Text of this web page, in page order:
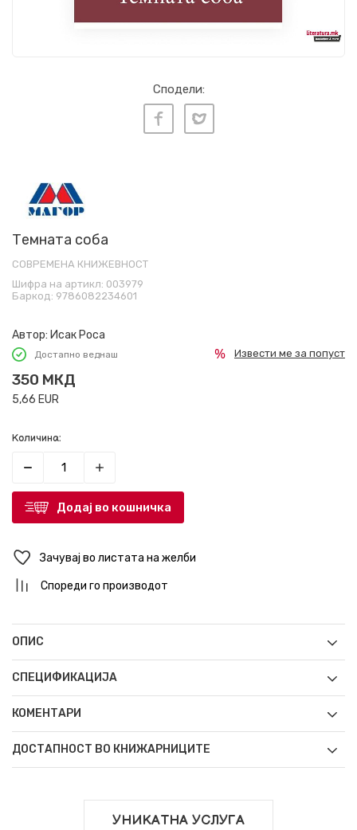
Сподели:
Темната соба
СОВРЕМЕНА КНИЖЕВНОСТ
Шифра на артикл: 003979
Баркод: 9786082234601
Автор: Исак Роса
Достапно веднаш
350 МКД
5,66 EUR
Извести ме за попуст
Количина:
Додај во кошничка
Зачувај во листата на желби
Спореди го производот
ОПИС
СПЕЦИФИКАЦИЈА
КОМЕНТАРИ
ДОСТАПНОСТ ВО КНИЖАРНИЦИТЕ
УНИКАТНА УСЛУГА